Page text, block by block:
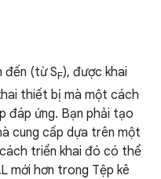
đến (từ SF), được khai
thiết bị mà một cách
đáp ứng. Bạn phải tạo
cung cấp dựa trên một
triển khai đó có thể
mới hơn trong Tệp kê